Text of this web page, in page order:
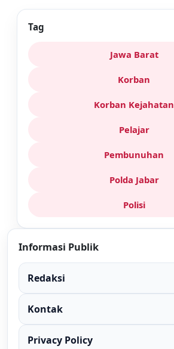
Tag
Jawa Barat
Korban
Korban Kejahatan
Pelajar
Pembunuhan
Polda Jabar
Polisi
Informasi Publik
Redaksi
Kontak
Privacy Policy